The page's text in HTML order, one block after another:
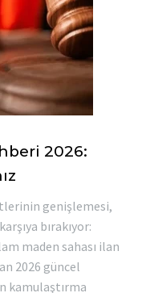
2026:
genişlemesi,
bırakıyor:
maden sahası ilan
2026 güncel
kamulaştırma